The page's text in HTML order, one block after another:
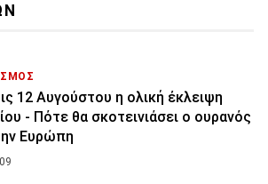
12 Αυγούστου η ολική έκλειψη
- Πότε θα σκοτεινιάσει ο ουρανός
Ευρώπη